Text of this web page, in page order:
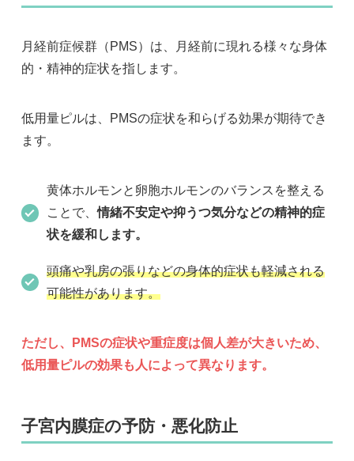
月経前症候群（PMS）は、月経前に現れる様々な身体
的・精神的症状を指します。
低用量ピルは、PMSの症状を和らげる効果が期待でき
ます。
黄体ホルモンと卵胞ホルモンのバランスを整える
ことで、情緒不安定や抑うつ気分などの精神的症
状を緩和します。
頭痛や乳房の張りなどの身体的症状も軽減される
可能性があります。
ただし、PMSの症状や重症度は個人差が大きいため、
低用量ピルの効果も人によって異なります。
子宮内膜症の予防・悪化防止